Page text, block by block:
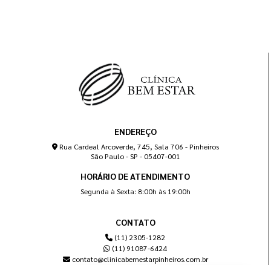
ENDEREÇO
Rua Cardeal Arcoverde, 745, Sala 706 - Pinheiros
São Paulo - SP - 05407-001
HORÁRIO DE ATENDIMENTO
Segunda à Sexta: 8:00h às 19:00h
CONTATO
(11) 2305-1282
(11) 91087-6424
contato@clinicabemestarpinheiros.com.br